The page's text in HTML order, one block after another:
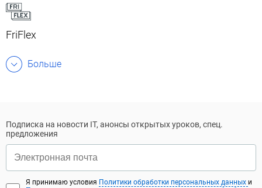
FriFlex
Больше
Подписка на новости IT, анонсы открытых уроков, спец.
предложения
Я принимаю условия Политики обработки персональных данных и